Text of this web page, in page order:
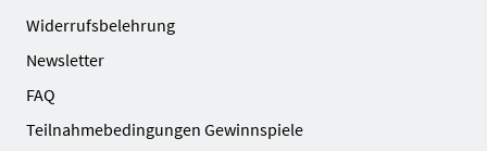
Widerrufsbelehrung
Newsletter
FAQ
Teilnahmebedingungen Gewinnspiele